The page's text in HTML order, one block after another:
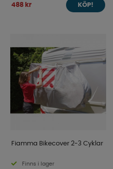
488 kr KÖP!
Fiamma Bikecover 2-3 Cyklar
Finns i lager